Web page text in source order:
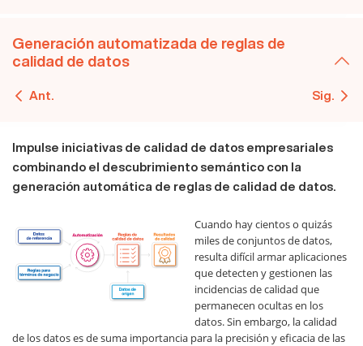
Generación automatizada de reglas de
calidad de datos
Ant. Sig.
Impulse iniciativas de calidad de datos empresariales
combinando el descubrimiento semántico con la
generación automática de reglas de calidad de datos.
Cuando hay cientos o quizás
miles de conjuntos de datos,
resulta difícil armar aplicaciones
que detecten y gestionen las
incidencias de calidad que
permanecen ocultas en los
datos. Sin embargo, la calidad
de los datos es de suma importancia para la precisión y eficacia de las